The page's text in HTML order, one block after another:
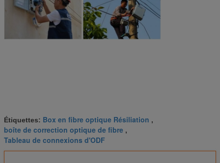
Étiquettes: Box en fibre optique Résiliation ,
boîte de correction optique de fibre ,
Tableau de connexions d'ODF